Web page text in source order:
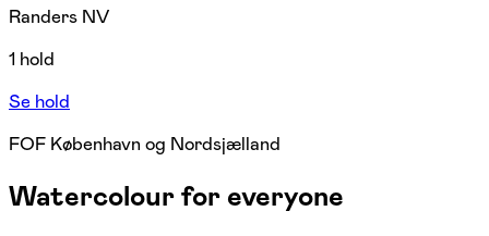
Randers NV
1 hold
Se hold
FOF København og Nordsjælland
Watercolour for everyone